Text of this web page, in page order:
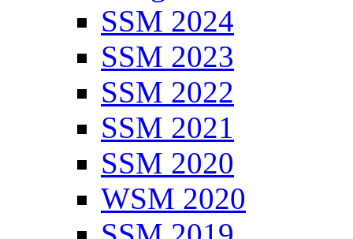
SSM 2024
SSM 2023
SSM 2022
SSM 2021
SSM 2020
WSM 2020